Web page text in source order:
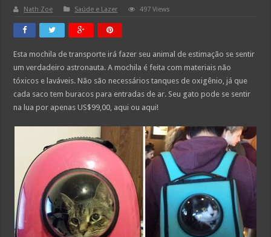
Nath Zoe Saúde e Lazer 497 Views
Esta mochila de transporte irá fazer seu animal de estimação se sentir
um verdadeiro astronauta. A mochila é feita com materiais não
tóxicos e laváveis. Não são necessários tanques de oxigênio, já que
cada saco tem buracos para entradas de ar. Seu gato pode se sentir
na lua por apenas US$99,00, aqui ou aqui!